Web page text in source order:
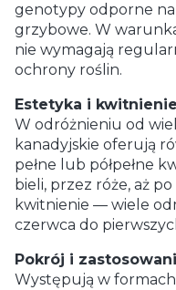
genotypy odporne
grzybowe. W
nie wymagają
ochrony roślin.
Estetyka i kwitnienie
W odróżnieniu od
kanadyjskie oferują
pełne lub półpełne
bieli, przez róże, aż
kwitnienie — wiele
czerwca do
Pokrój i
Występują w